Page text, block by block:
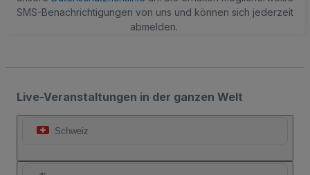
SMS-Benachrichtigungen von uns und können sich jederzeit
abmelden.
Live-Veranstaltungen in der ganzen Welt
Schweiz